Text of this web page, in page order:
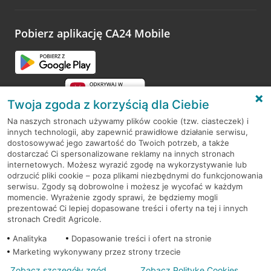
opinie.
Pobierz aplikację CA24 Mobile
RODO
Regulamin serwisu
Mapa serwisu
PolitykaCookies
Twoja zgoda z korzyścią dla Ciebie
Na naszych stronach używamy plików cookie (tzw. ciasteczek) i
innych technologii, aby zapewnić prawidłowe działanie serwisu,
dostosowywać jego zawartość do Twoich potrzeb, a także
dostarczać Ci spersonalizowane reklamy na innych stronach
internetowych. Możesz wyrazić zgodę na wykorzystywanie lub
odrzucić pliki cookie – poza plikami niezbędnymi do funkcjonowania
serwisu. Zgody są dobrowolne i możesz je wycofać w każdym
momencie. Wyrażenie zgody sprawi, że będziemy mogli
prezentować Ci lepiej dopasowane treści i oferty na tej i innych
stronach Credit Agricole.
Analityka
Dopasowanie treści i ofert na stronie
Marketing wykonywany przez strony trzecie